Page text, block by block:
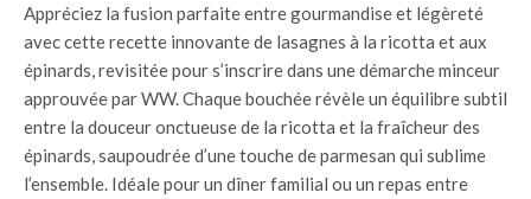
Appréciez la fusion parfaite entre gourmandise et légèreté
avec cette recette innovante de lasagnes à la ricotta et aux
épinards, revisitée pour s’inscrire dans une démarche minceur
approuvée par WW. Chaque bouchée révèle un équilibre subtil
entre la douceur onctueuse de la ricotta et la fraîcheur des
épinards, saupoudrée d’une touche de parmesan qui sublime
l’ensemble. Idéale pour un dîner familial ou un repas entre